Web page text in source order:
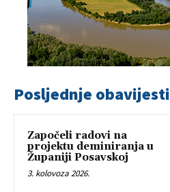
Posljednje obavijesti
Započeli radovi na
projektu deminiranja u
Županiji Posavskoj
3. kolovoza 2026.